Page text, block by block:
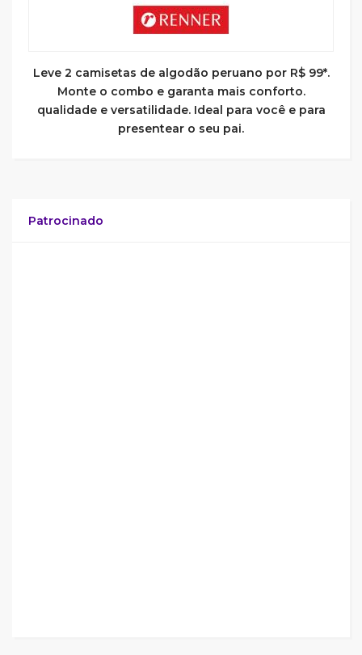
Leve 2 camisetas de algodão peruano por R$ 99*.
Monte o combo e garanta mais conforto.
qualidade e versatilidade. Ideal para você e para
presentear o seu pai.
Patrocinado